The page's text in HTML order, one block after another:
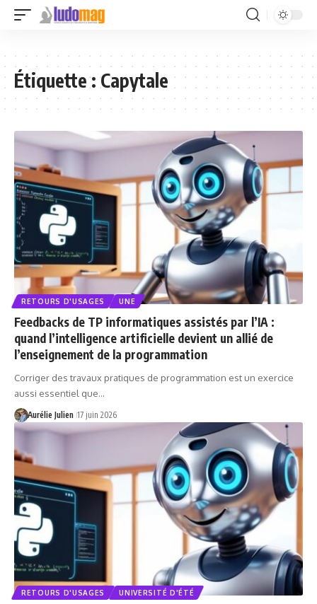
Étiquette :Capytale
RETOURS D'USAGES UNE
Feedbacks de TP informatiques assistés par l’IA :
quand l’intelligence artificielle devient un allié de
l’enseignement de la programmation
Corriger des travaux pratiques de programmation est un exercice
aussi essentiel que…
Aurélie Julien 17 juin 2026
RETOURS D'USAGES UNIVERSITÉ D'ÉTÉ